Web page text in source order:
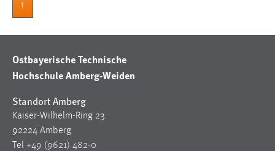
1
Ostbayerische Technische
Hochschule Amberg-Weiden
Standort Amberg
Kaiser-Wilhelm-Ring 23
92224 Amberg
Tel +49 (9621) 482-0
Dieser Cookie ist notwendig um sich an der Website
einloggen zu können.
Cookie Laufzeit:
24 Stunden